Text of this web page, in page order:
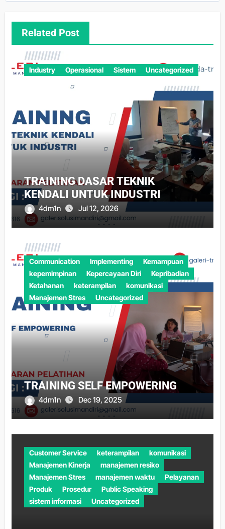
Related Post
Industry Operasional Sistem Uncategorized
TRAINING DASAR TEKNIK
KENDALI UNTUK INDUSTRI
4dm1n Jul 12, 2026
Communication Implementing
Kemampuan
kepemimpinan
Kepercayaan Diri
Kepribadian
Ketahanan
keterampilan
komunikasi
Manajemen Stres
Uncategorized
TRAINING SELF EMPOWERING
4dm1n Dec 19, 2025
Customer Service keterampilan
komunikasi
Manajemen Kinerja
manajemen resiko
Manajemen Stres
manajemen waktu
Pelayanan
Produk
Prosedur
Public Speaking
sistem informasi
Uncategorized